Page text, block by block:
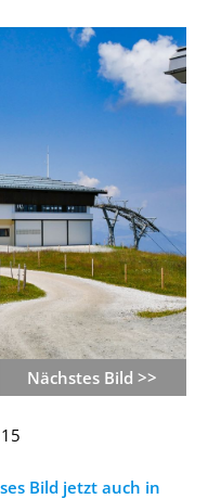
Nächstes Bild >>
Bild jetzt auch in